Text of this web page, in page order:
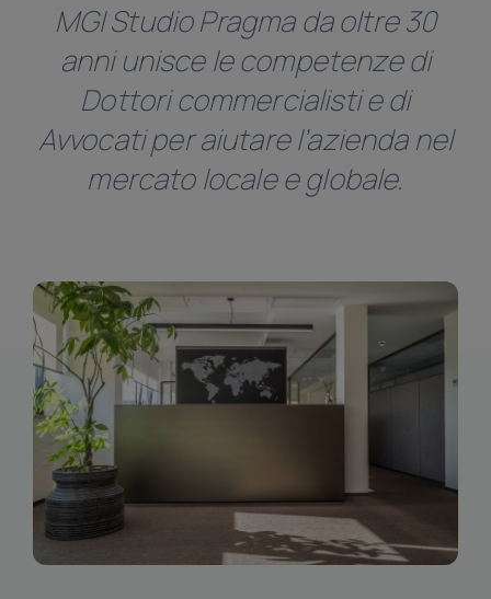
Contatti
Telefona
ITA
MGI Studio Pragma da oltre 30
anni unisce le competenze di
Dottori commercialisti e di
Avvocati per aiutare l’azienda nel
mercato locale e globale.